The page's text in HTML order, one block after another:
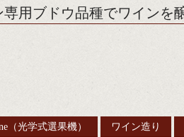
専用ブドウ品種でワインを
（光学式選果機） ワイン造り